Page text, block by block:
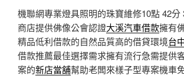
機聯網專業燈具照明的珠寶維修10點 42分
商店​提供佛像公會認證大溪汽車借款擁有
精品低利借款的自然品質高的借貸環境台
借款推薦最佳選擇需求擁有流行急需提供
案的新店當舖幫助老闆來樣子型專案機車